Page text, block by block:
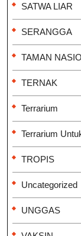
SATWA LIAR
SERANGGA
TAMAN
TERNAK
Terrarium
Terrarium
TROPIS
Uncategorized
UNGGAS